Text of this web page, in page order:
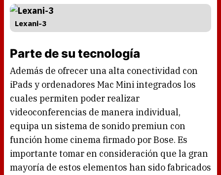
Lexani-3
Parte de su tecnología
Además de ofrecer una alta conectividad con
iPads y ordenadores Mac Mini integrados los
cuales permiten poder realizar
videoconferencias de manera individual,
equipa un sistema de sonido premiun con
función home cinema firmado por Bose. Es
importante tomar en consideración que la gran
mayoría de estos elementos han sido fabricados